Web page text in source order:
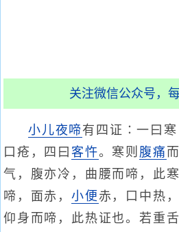
关注微信公众号，
小儿夜啼 有四证∶一曰寒
口疮，四曰 客忤。寒则 腹痛
气，腹亦冷，曲腰而啼，此
啼，面赤， 小便 赤，口中热
仰身而啼，此热证也。若重